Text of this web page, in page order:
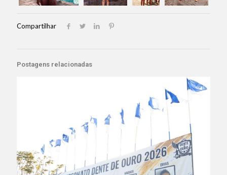
Compartilhar
Postagens relacionadas